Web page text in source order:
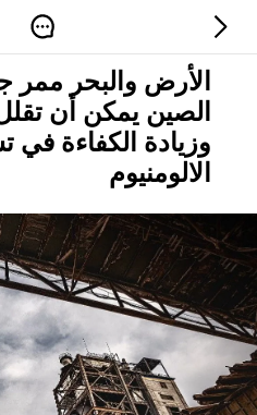
الأرض والبحر
الصين يمكن أن
وزيادة الكفاءة في
الالومنيوم